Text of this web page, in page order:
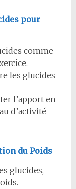
pour
comme
les glucides
l’apport en
d’activité
du Poids
glucides,